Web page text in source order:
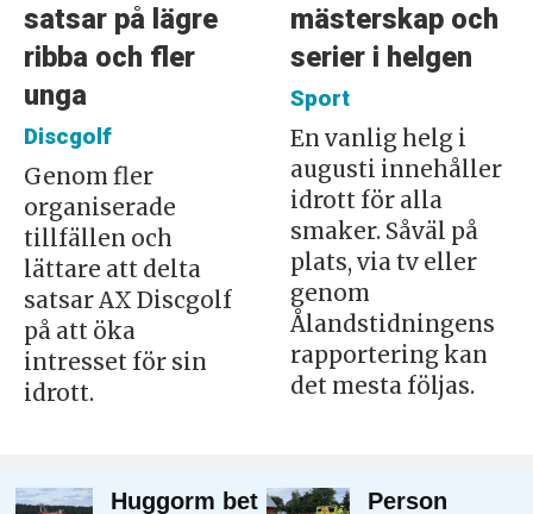
satsar på lägre
ribba och fler
unga
Discgolf
Genom fler
organiserade
tillfällen och
lättare att delta
satsar AX Discgolf
på att öka
intresset för sin
idrott.
mästerskap och
serier i helgen
Sport
En vanlig helg i
augusti innehåller
idrott för alla
smaker. Såväl på
plats, via tv eller
genom
Ålandstidningens
rapportering kan
det mesta följas.